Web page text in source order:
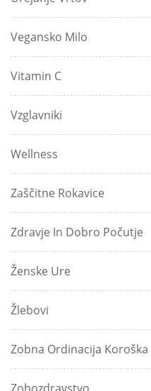
Vegansko Milo
Vitamin C
Vzglavniki
Wellness
Zaščitne Rokavice
Zdravje In Dobro Počutje
Ženske Ure
Žlebovi
Zobna Ordinacija Koroška